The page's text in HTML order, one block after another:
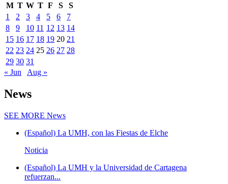
M T W T F S
S
1
2 3 4 5 6
7
8
9 10 11 12 13 14
15 16 17 18 19 20 21
22 23 24 25 26 27 28
29 30 31
« Jun
Aug »
News
SEE MORE News
(Español) La UMH, con las Fiestas de Elche
Noticia
(Español) La UMH y la Universidad de Cartagena
refuerzan...